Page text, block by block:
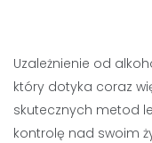
Uzależnienie od
który dotyka coraz
skutecznych metod
kontrolę nad swoim